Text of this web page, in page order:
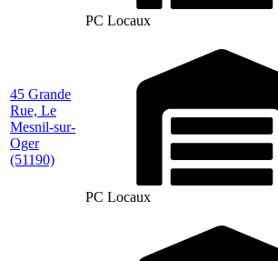
PC Locaux
45 Grande
Rue, Le
Mesnil-sur-
Oger
(51190)
PC Locaux